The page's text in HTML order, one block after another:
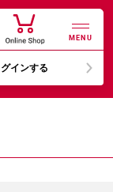
MENU
グインする